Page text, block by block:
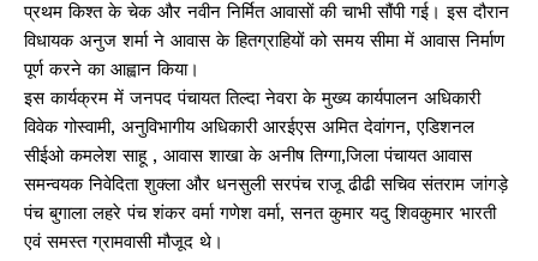
प्रथम किश्त के चेक और नवीन निर्मित आवासों की चाभी सौंपी गई। इस दौरान
विधायक अनुज शर्मा ने आवास के हितग्राहियों को समय सीमा में आवास निर्माण
पूर्ण करने का आह्वान किया।
इस कार्यक्रम में जनपद पंचायत तिल्दा नेवरा के मुख्य कार्यपालन अधिकारी
विवेक गोस्वामी, अनुविभागीय अधिकारी आरईएस अमित देवांगन, एडिशनल
सीईओ कमलेश साहू , आवास शाखा के अनीष तिग्गा,जिला पंचायत आवास
समन्वयक निवेदिता शुक्ला और धनसुली सरपंच राजू ढीढी सचिव संतराम जांगड़े
पंच बुगाला लहरे पंच शंकर वर्मा गणेश वर्मा, सनत कुमार यदु शिवकुमार भारती
एवं समस्त ग्रामवासी मौजूद थे।